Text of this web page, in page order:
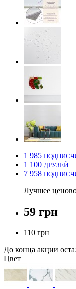
1 985
1 100 ДРУЗЕЙ
7 958
Лучшее
59 грн
110 грн
До конца акции
Цвет